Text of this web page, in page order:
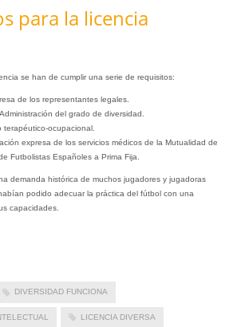
para la licencia
se han de cumplir una serie de requisitos:
de los representantes legales.
del grado de diversidad.
terapéutico-ocupacional.
expresa de los servicios médicos de la Mutualidad de
Futbolistas Españoles a Prima Fija.
demanda histórica de muchos jugadores y jugadoras
podido adecuar la práctica del fútbol con una
capacidades.
DIVERSIDAD FUNCIONA
LICENCIA DIVERSA